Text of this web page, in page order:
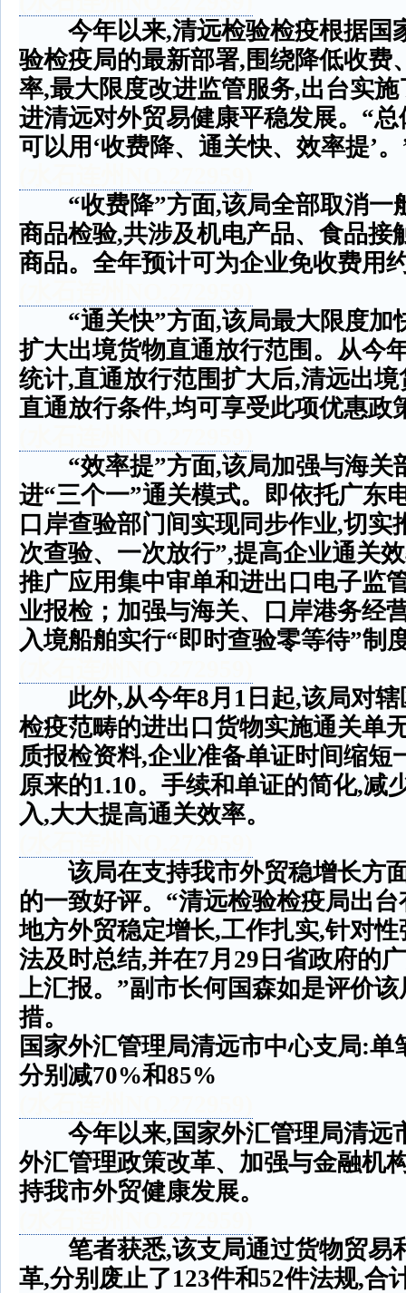
今年以来,清远检验检疫根据国
验检疫局的最新部署, 围绕降低收费
率,最大限度改进监管服务,出台实施
进清远对外贸易健康平稳发展。 “总
可以用 ‘收费降、通关快、效率提’。
“收费降”方面,该局全部取消一
商品检验,共涉及机电产品、食品接
商品。全年预计可为企业免收费用
“通关快”方面,该局最大限度加
扩大出境货物直通放行范围。从今
统计,直通放行范围扩大后,清远出境
直通放行条件,均可享受此项优惠政
“效率提”方面,该局加强与海关
进“三个一”通关模式。即依托广东
口岸查验部门间实现同步作业,切实
次查验、一次放行”,提高企业通关
推广应用集中审单和进出口电子监
业报检；加强与海关、口岸港务经
入境船舶实行“即时查验零等待”制
此外,从今年8月 1 日起,该局对
检疫范畴的进出口货物实施通关单
质报检资料,企业准备单证时间缩短
原来的1.10。手续和单证的简化,减
入,大大提高通关效率。
该局在支持我市外贸稳增长方
的一致好评。 “清远检验检疫局出台
地方外贸稳定增长,工作扎实,针对性
法及时总结,并在7月 29 日省政府的
上汇报。 ”副市长何国森如是评价
措。
国家外汇管理局清远市中心支局:单
分别减70%和85%
今年以来, 国家外汇管理局清远
外汇管理政策改革、加强与金融机
持我市外贸健康发展。
笔者获悉,该支局通过货物贸易
革,分别废止了123件和52件法规,合